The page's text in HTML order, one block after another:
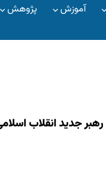
آموزش پژوهش
رهبر جدید انقلاب